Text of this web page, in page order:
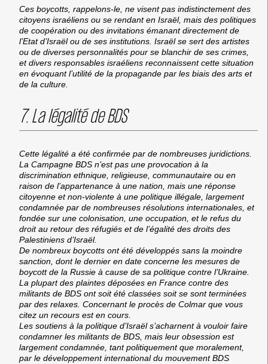
Ces boycotts, rappelons-le, ne visent pas indistinctement des
citoyens israéliens ou se rendant en Israël, mais des politiques
de coopération ou des invitations émanant directement de
l’Etat d’Israël ou de ses institutions. Israël se sert des artistes
ou de diverses personnalités pour se blanchir de ses crimes,
et divers responsables israéliens reconnaissent cette situation
en évoquant l’utilité de la propagande par les biais des arts et
de la culture.
7. La légalité de BDS
Cette légalité a été confirmée par de nombreuses juridictions.
La Campagne BDS n’est pas une provocation à la
discrimination ethnique, religieuse, communautaire ou en
raison de l’appartenance à une nation, mais une réponse
citoyenne et non-violente à une politique illégale, largement
condamnée par de nombreuses résolutions internationales, et
fondée sur une colonisation, une occupation, et le refus du
droit au retour des réfugiés et de l’égalité des droits des
Palestiniens d’Israël.
De nombreux boycotts ont été développés sans la moindre
sanction, dont le dernier en date concerne les mesures de
boycott de la Russie à cause de sa politique contre l’Ukraine.
La plupart des plaintes déposées en France contre des
militants de BDS ont soit été classées soit se sont terminées
par des relaxes. Concernant le procès de Colmar que vous
citez un recours est en cours.
Les soutiens à la politique d’Israël s’acharnent à vouloir faire
condamner les militants de BDS, mais leur obsession est
largement condamnée, tant politiquement que moralement,
par le développement international du mouvement BDS